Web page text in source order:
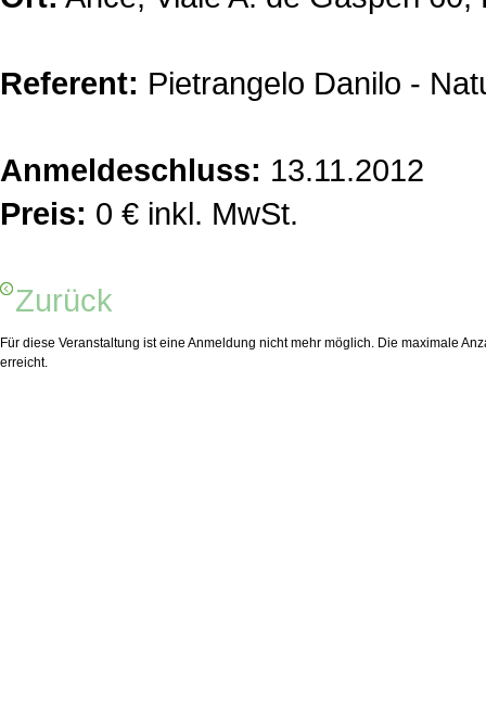
Referent: Pietrangelo Danilo -
Anmeldeschluss: 13.11.2012
Preis: 0 € inkl. MwSt.
Zurück
Für diese Veranstaltung ist eine Anmeldung nicht mehr möglich. Die maximale
erreicht.